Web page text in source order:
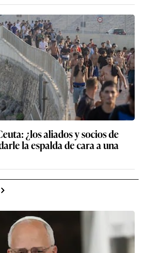
¿los aliados y socios de
la espalda de cara a una